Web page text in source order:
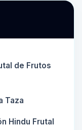
de Frutos
Taza
Hindu Frutal